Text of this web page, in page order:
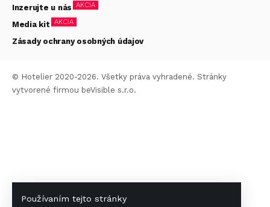
Používaním tejto stránky
Inzerujte u nás AKCIA
Media kit AKCIA
Zásady ochrany osobných údajov
© Hotelier 2020-2026. Všetky práva vyhradené. Stránky
vytvorené firmou beVisible s.r.o.